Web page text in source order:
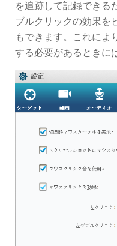
を追跡して記録できる
ブルクリックの効果を
もできます。これによ
する必要があるときに